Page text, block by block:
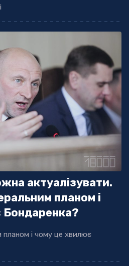
актуалізувати.
планом і
і чому це хвилює